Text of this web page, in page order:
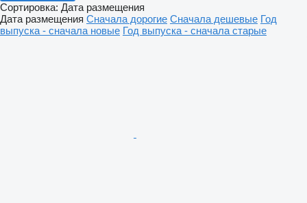
Сортировка: Дата размещения
Дата размещения Сначала дорогие Сначала дешевые Год
выпуска - сначала новые Год выпуска - сначала старые